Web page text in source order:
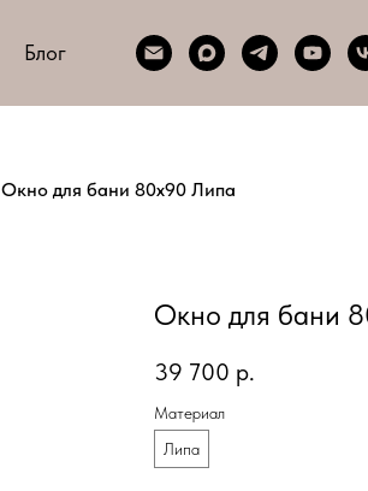
Блог
Окно для бани 80х90 Липа
Окно для бани
39 700 р.
Материал
Липа